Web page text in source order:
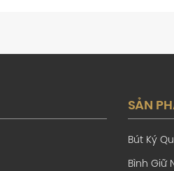
SẢN
Bút Ký
Bình Giữ